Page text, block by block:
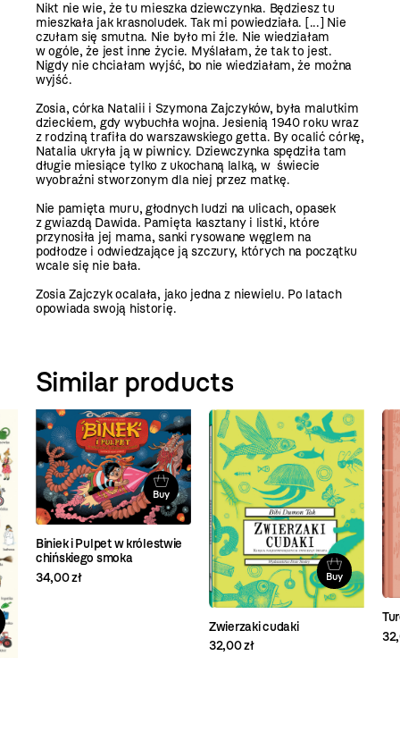
Nikt nie wie, że tu mieszka dziewczynka. Będziesz tu
mieszkała jak krasnoludek. Tak mi powiedziała. [...] Nie
czułam się smutna. Nie było mi źle. Nie wiedziałam
w ogóle, że jest inne życie. Myślałam, że tak to jest.
Nigdy nie chciałam wyjść, bo nie wiedziałam, że można
wyjść.
Zosia, córka Natalii i Szymona Zajczyków, była malutkim
dzieckiem, gdy wybuchła wojna. Jesienią 1940 roku wraz
z rodziną trafiła do warszawskiego getta. By ocalić córkę,
Natalia ukryła ją w piwnicy. Dziewczynka spędziła tam
długie miesiące tylko z ukochaną lalką, w świecie
wyobraźni stworzonym dla niej przez matkę.
Nie pamięta muru, głodnych ludzi na ulicach, opasek
z gwiazdą Dawida. Pamięta kasztany i listki, które
przynosiła jej mama, sanki rysowane węglem na
podłodze i odwiedzające ją szczury, których na początku
wcale się nie bała.
Zosia Zajczyk ocalała, jako jedna z niewielu. Po latach
opowiada swoją historię.
Similar products
Buy
Biniek i Pulpet w królestwie
chińskiego smoka
34,00 zł
Buy
Zwierzaki cudaki
32,00 zł